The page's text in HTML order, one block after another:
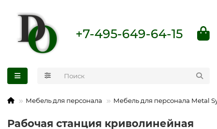
+7-495-649-64-15
Мебель для персонала Мебель для персонала Metal
Рабочая станция криволинейная